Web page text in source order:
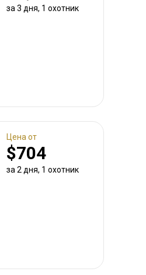
за 3 дня, 1 охотник
Цена от
$704
за 2 дня, 1 охотник